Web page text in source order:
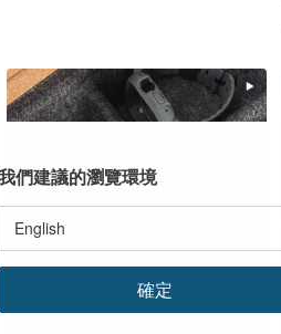
們建議的瀏覽環境
確定